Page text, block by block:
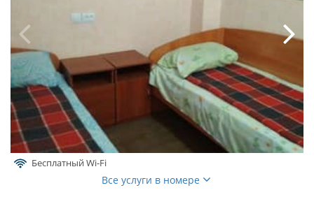
Бесплатный Wi-Fi
Все услуги в номере